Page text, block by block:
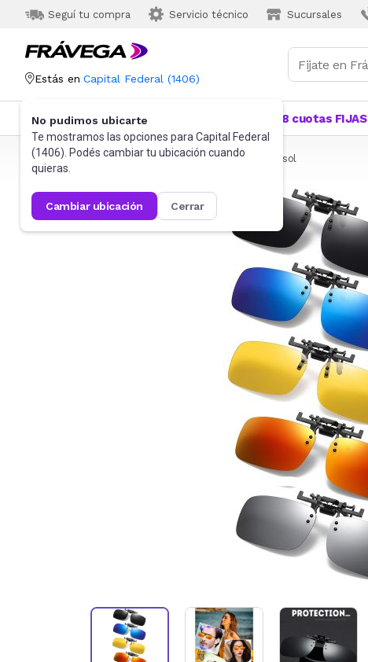
Seguí tu compra Servicio técnico Sucursales
Estás en Capital Federal (1406)
No pudimos ubicarte
Te mostramos las opciones para Capital Federal
(1406). Podés cambiar tu ubicación cuando
quieras.
cambiar ubicación cerrar
Categorías Más Vendidos 18 cuotas FIJAS
Frávega Indumentaria Accesorios Anteojos de sol